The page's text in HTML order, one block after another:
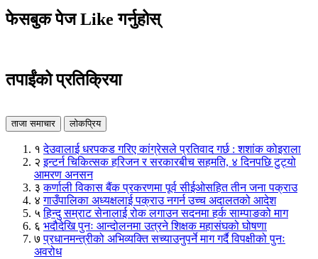
फेसबुक पेज Like गर्नुहोस्
तपाईंको प्रतिक्रिया
ताजा समाचार लोकप्रिय
१ देउवालाई धरपकड गरिए कांग्रेसले प्रतिवाद गर्छ : शशांक कोइराला
२ इन्टर्न चिकित्सक हरिजन र सरकारबीच सहमति, ४ दिनपछि टुट्यो
आमरण अनसन
३ कर्णाली विकास बैंक प्रकरणमा पूर्व सीईओसहित तीन जना पक्राउ
४ गाउँपालिका अध्यक्षलाई पक्राउ नगर्न उच्च अदालतको आदेश
५ हिन्दु सम्राट सेनालाई रोक लगाउन सदनमा हर्क साम्पाङको माग
६ भदौदेखि पुनः आन्दोलनमा उत्रने शिक्षक महासंघको घोषणा
७ प्रधानमन्त्रीको अभिव्यक्ति सच्याउनुपर्ने माग गर्दै विपक्षीको पुनः
अवरोध